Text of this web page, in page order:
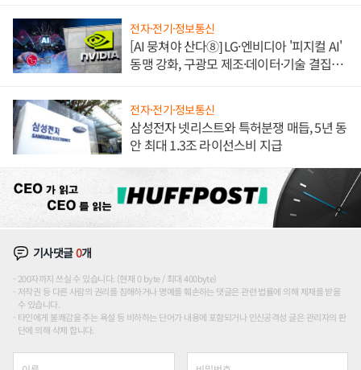
전자·전기·정보통신
[AI 뭉쳐야 산다⑧] LG·엔비디아 '피지컬 AI'
동맹 강화, 구광모 제조·데이터·기술 결집
전자·전기·정보통신
삼성전자 넷리스트와 특허분쟁 매듭, 5년 동
안 최대 1.3조 라이선스비 지급
기사댓글0개
200자까지 쓰실 수 있습니다. (현재 0 byte / 최대 400byte)
저작권 등 다른 사람의 권리를 침해하거나 명예를 훼손하는 댓글은 관련 법률에 의해 제재를 받을
수 있습니다.
타인에게 불쾌감을 주는 욕설 등 비하하는 단어가 내용에 포함되거나 인신공격성 글은 관리자의 판
단에 의해 삭제 합니다.